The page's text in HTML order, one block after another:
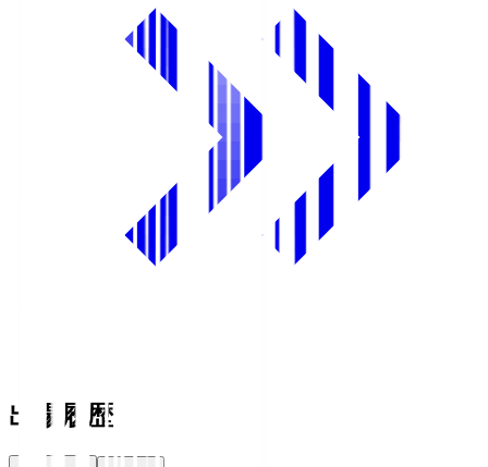
出場履歴